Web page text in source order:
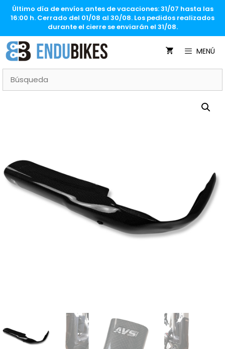
SaltarÚltimo día de envíos antes de vacaciones: 31/07 hasta las
16:00 h. Cerrado del 01/08 al 30/08. Los pedidos realizados
durante el cierre se enviarán el 31/08.
MENÚ